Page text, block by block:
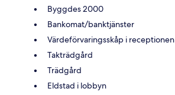
Byggdes 2000
Bankomat/banktjänster
Värdeförvaringsskåp i receptionen
Takträdgård
Trädgård
Eldstad i lobbyn